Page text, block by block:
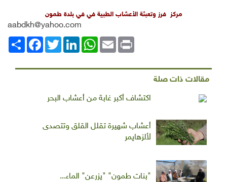
مركز فرز وتعبئة الأعشاب الطبية في في بلدة طمون
aabdkh@yahoo.com
انشر
FacebookTwitterLinkedIn
WhatsAppEmail Print
مقالات ذات صلة
اكتشاف أكبر غابة من أعشاب البحر
أعشاب شهيرة تقلل القلق وتتصدى
لألزهايمر
"بنات طمون" "يزرعن" الماء...